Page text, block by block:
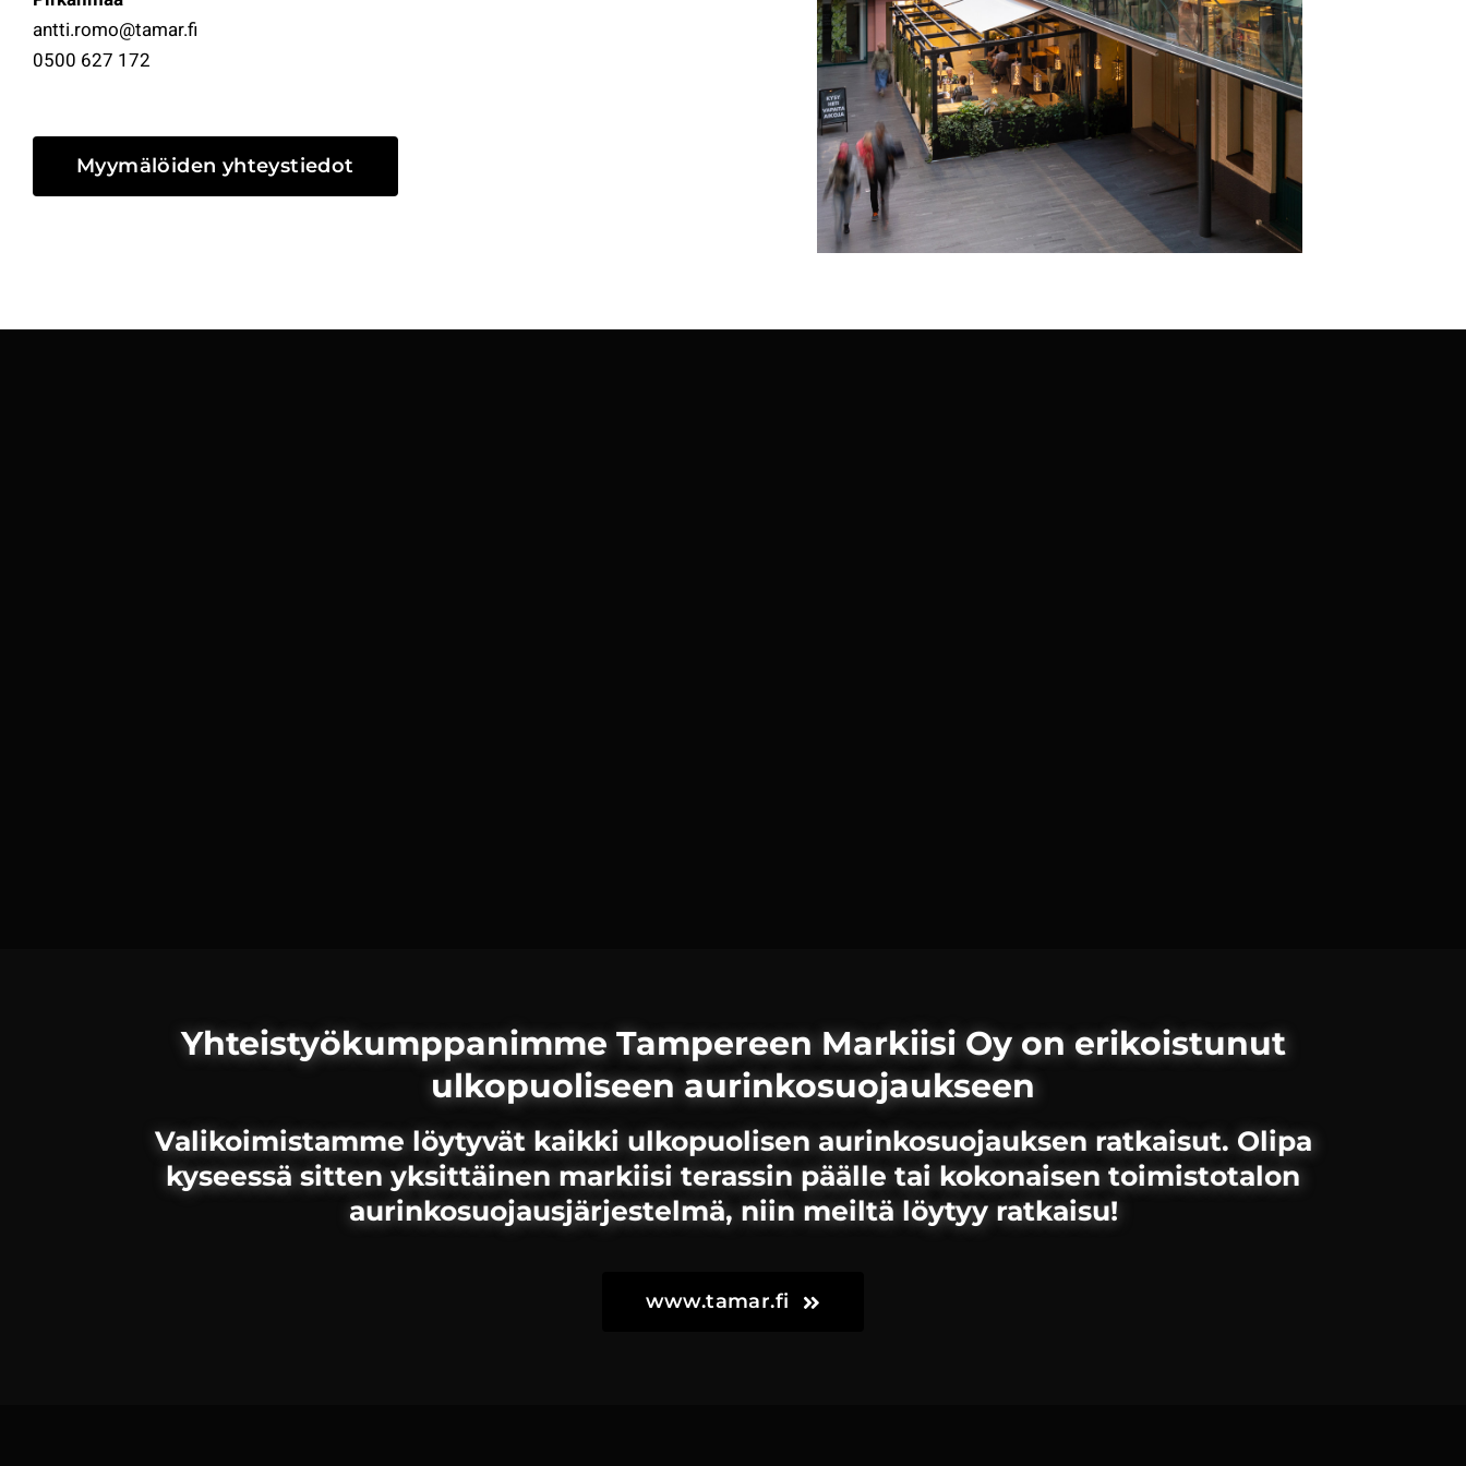
antti.romo@tamar.fi
0500 627 172
Myymälöiden yhteystiedot
Yhteistyökumppanimme Tampereen Markiisi Oy on erikoistunut
ulkopuoliseen aurinkosuojaukseen
Valikoimistamme löytyvät kaikki ulkopuolisen aurinkosuojauksen ratkaisut. Olipa
kyseessä sitten yksittäinen markiisi terassin päälle tai kokonaisen toimistotalon
aurinkosuojausjärjestelmä, niin meiltä löytyy ratkaisu!
www.tamar.fi